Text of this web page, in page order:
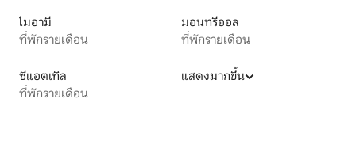
ไมอามี
ที่พักรายเดือน
มอนทรีออล
ที่พักรายเดือน
ซีแอตเทิล
ที่พักรายเดือน
แสดงมากขึ้น